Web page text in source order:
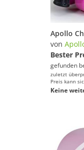
von
Bester
gefunden
zuletzt
Preis kann
Keine